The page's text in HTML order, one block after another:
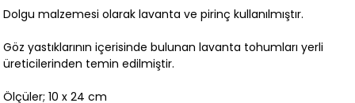
Dolgu malzemesi olarak lavanta ve pirinç kullanılmıştır.
Göz yastıklarının içerisinde bulunan lavanta tohumları yerli
üreticilerinden temin edilmiştir.
Ölçüler; 10 x 24 cm